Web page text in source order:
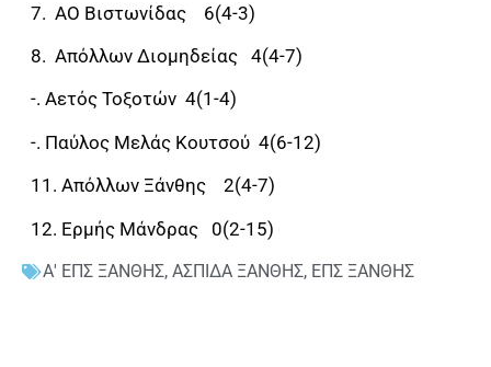
7. ΑΟ Βιστωνίδας 6(4-3)
8. Απόλλων Διομηδείας 4(4-7)
-. Αετός Τοξοτών 4(1-4)
-. Παύλος Μελάς Κουτσού 4(6-12)
11. Απόλλων Ξάνθης 2(4-7)
12. Ερμής Μάνδρας 0(2-15)
Α' ΕΠΣ ΞΑΝΘΗΣ, ΑΣΠΙΔΑ ΞΑΝΘΗΣ, ΕΠΣ ΞΑΝΘΗΣ